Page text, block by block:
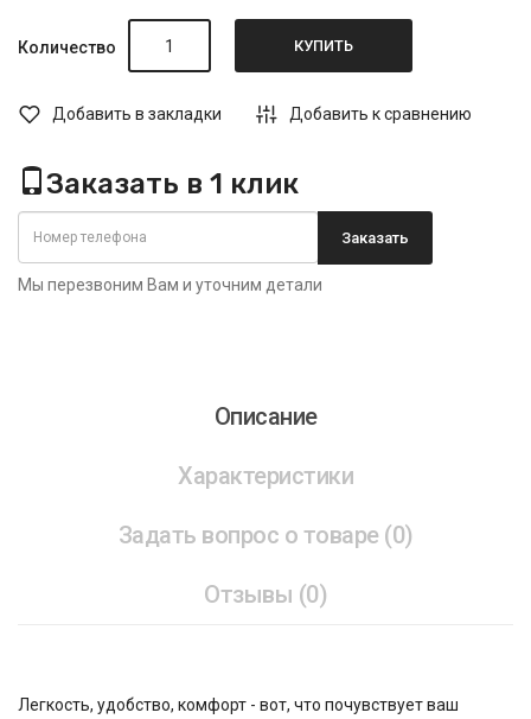
Количество КУПИТЬ
Добавить в закладки Добавить к сравнению
Заказать в 1 клик
Заказать
Мы перезвоним Вам и уточним детали
Описание
Характеристики
Задать вопрос о товаре (0)
Отзывы (0)
Легкость, удобство, комфорт - вот, что почувствует ваш